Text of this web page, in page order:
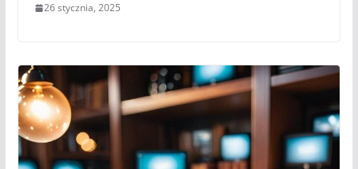
26 stycznia, 2025